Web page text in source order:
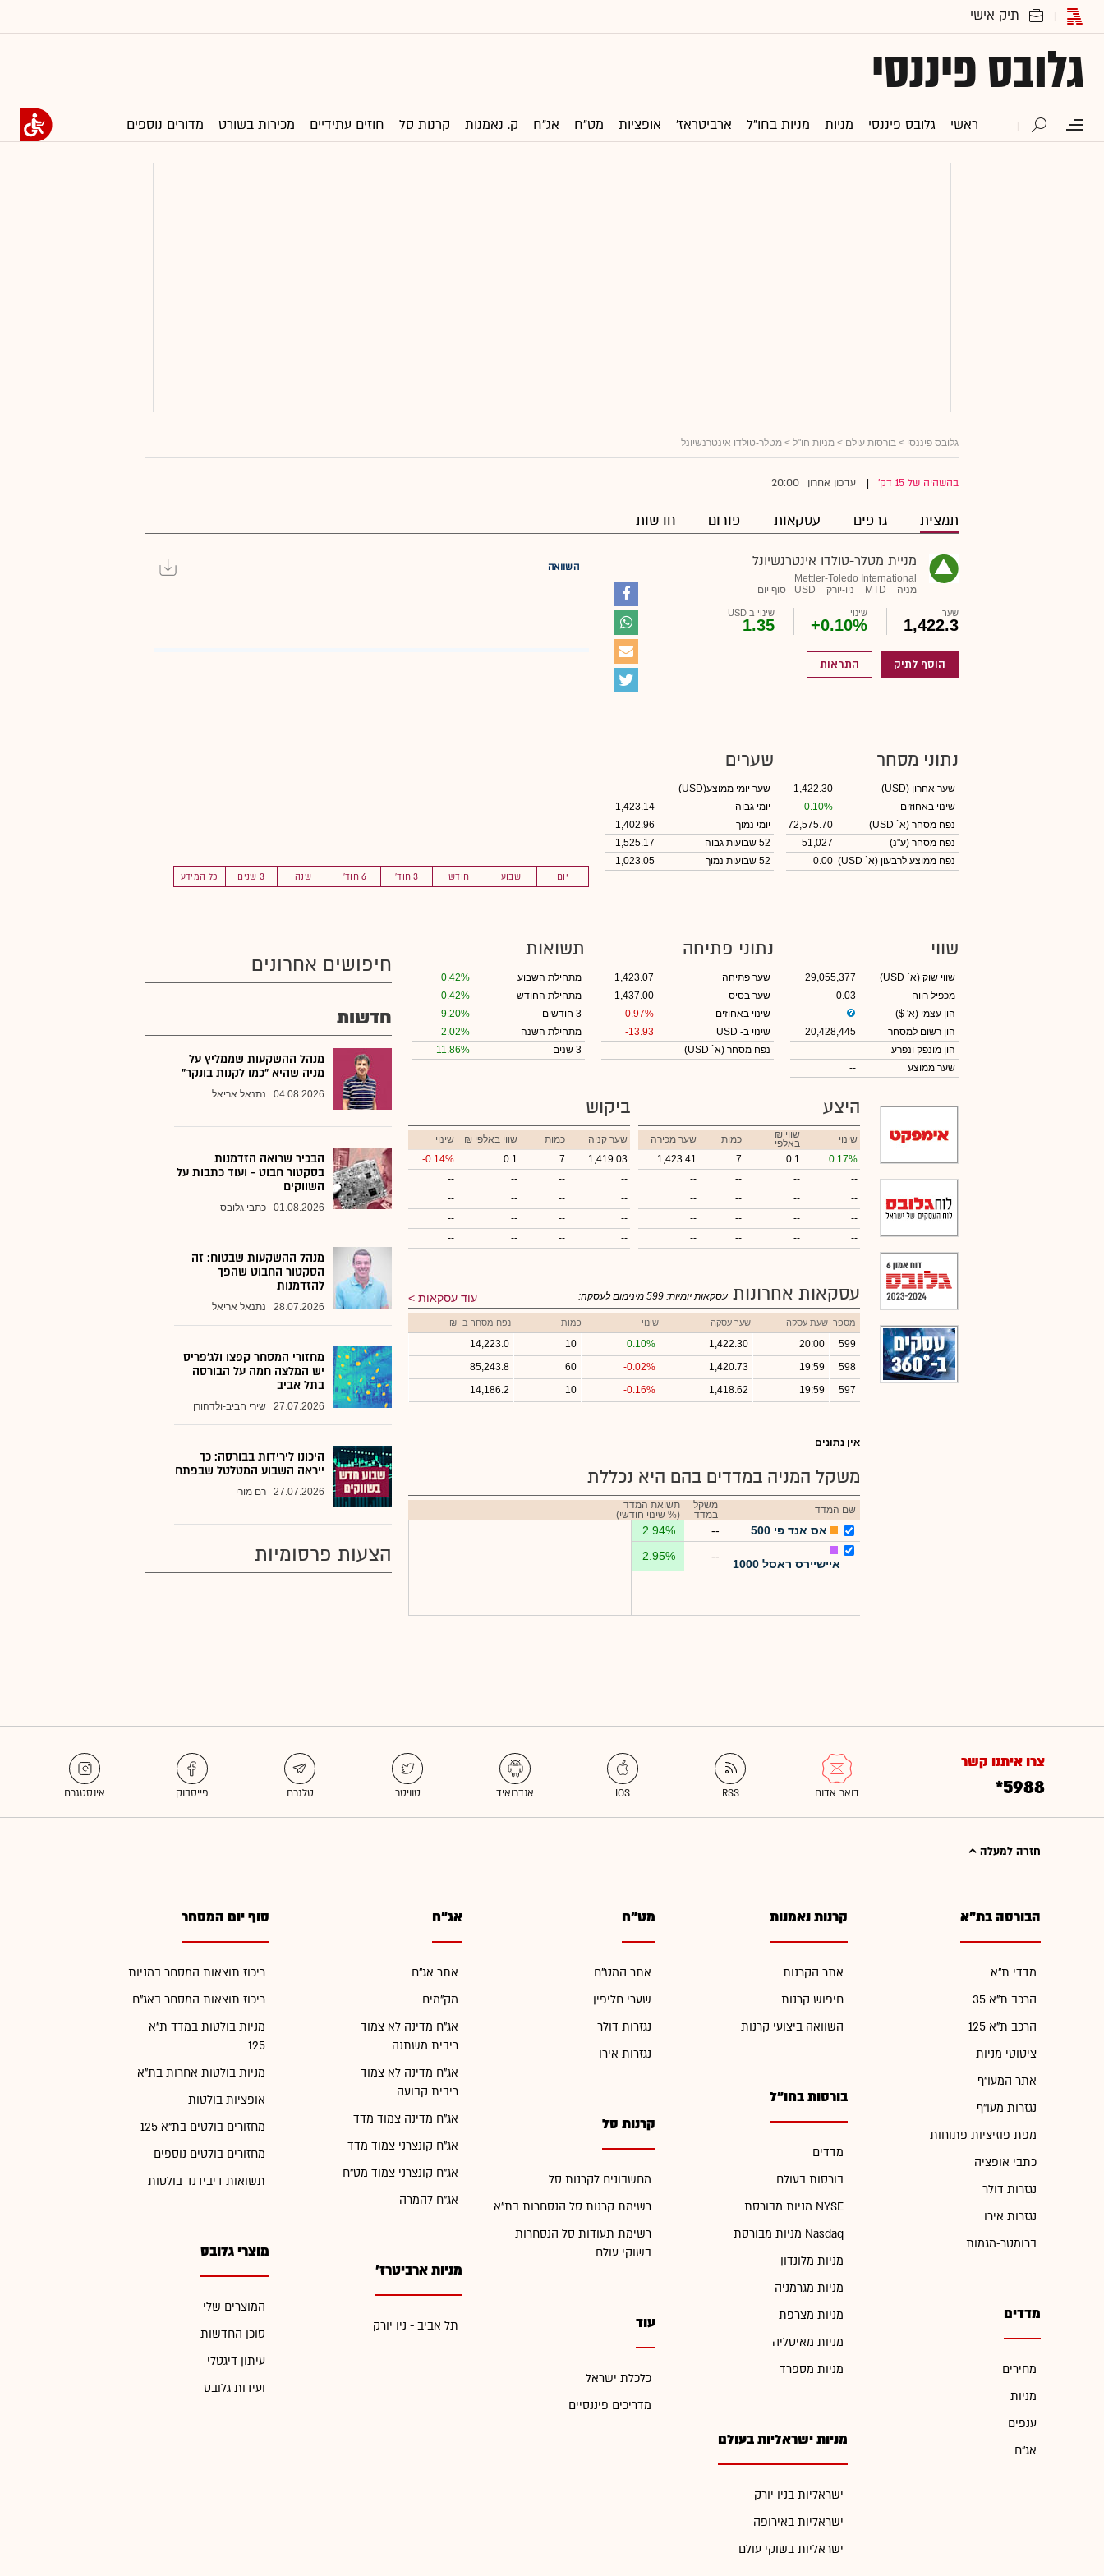
גלובס פיננסי
ראשי גלובס פיננסי מניות מניות בחו"ל ארביטראז' אופציות מט"ח אג"ח ק. נאמנות קרנות סל חוזים עתידיים מכירות בשורט מדורים נוספים
גלובס פיננסי > בורסות עולם > מניות חו"ל > מטלר-טולדו אינטרנשיונל
בהשהיה של 15 דק' עדכון אחרון 20:00
תמצית גרפים עסקאות פורום חדשות
מניית מטלר-טולדו אינטרנשיונל
Mettler-Toledo International
מניה
MTD ניו-יורק USD סוף יום
שער
1,422.3
שינוי
+0.10%
שינוי ב USD
1.35
הוסף לתיק התראות
השוואה
יום שבוע חודש 3 חוד' 6 חוד' שנה 3 שנים כל המידע
נתוני מסחר
שער אחרון (USD)
1,422.30
שינוי באחוזים
0.10%
נפח מסחר (א` USD)
72,575.70
נפח מסחר (ע"נ)
51,027
נפח ממוצע לרבעון (א` USD)
0.00
שערים
שער יומי ממוצע(USD)
--
יומי גבוה
1,423.14
יומי נמוך
1,402.96
52 שבועות גבוה
1,525.17
52 שבועות נמוך
1,023.05
שווי
שווי שוק (א` USD)
29,055,377
מכפיל רווח
0.03
הון עצמי (א' $)
הון רשום למסחר
20,428,445
הון מונפק ונפרע
שער ממוצע
--
נתוני פתיחה
שער פתיחה
1,423.07
שער בסיס
1,437.00
שינוי באחוזים
-0.97%
שינוי ב- USD
-13.93
נפח מסחר (א` USD)
תשואות
מתחילת השבוע
0.42%
מתחילת החודש
0.42%
3 חודשים
9.20%
מתחילת השנה
2.02%
3 שנים
11.86%
היצע
שינוי ₪ שווי
באלפי כמות
שער מכירה
0.17%
0.1
7
1,423.41
--
--
--
--
--
--
--
--
--
--
--
--
--
--
--
--
ביקוש
שער קניה כמות ₪ שווי באלפי
שינוי
1,419.03
7
0.1
-0.14%
--
--
--
--
--
--
--
--
--
--
--
--
--
--
--
--
עסקאות אחרונות עוד עסקאות עסקאות יומיות: 599 מינימום לעסקה:
מספר שעת עסקה שער עסקה שינוי כמות נפח מסחר ב- ₪
599
20:00
1,422.30
0.10%
10
14,223.0
598
19:59
1,420.73
-0.02%
60
85,243.8
597
19:59
1,418.62
-0.16%
10
14,186.2
אין נתונים
משקל המניה במדדים בהם היא נכללת
שם המדד
משקל
במדד
תשואת המדד
(% שינוי חודשי)
אס אנד פי 500 --
2.94%
איישיירס ראסל 1000
--
2.95%
חיפושים אחרונים
חדשות
מנהל ההשקעות שממליץ על
מניה שהיא "כמו לקנות בונקר"
04.08.2026 נתנאל אריאל
הבכיר שרואה הזדמנות
בסקטור חבוט - ועוד כתבות על
השווקים
01.08.2026 כתבי גלובס
מנהל ההשקעות שבטוח: זה
הסקטור החבוט שהפך
להזדמנות
28.07.2026 נתנאל אריאל
מחזורי המסחר קפצו ולג'פריס
יש המלצה חמה על הבורסה
בתל אביב
27.07.2026 שירי חביב-ולדהורן
היכונו לירידות בבורסה: כך
ייראה השבוע המטלטל שבפתח
27.07.2026 רם מורי
הצעות פרסומיות
צרו איתנו קשר
*5988
חזרה למעלה
הבורסה בת"א
מדדי ת"א
הרכב ת"א 35
הרכב ת"א 125
ציטוטי מניות
אתר המעו"ף
נגזרות מעו"ף
מפת פוזיציות פתוחות
כתבי אופציה
נגזרות דולר
נגזרות אירו
ברומטר-מגמות
מדדים
מחירים
מניות
ענפים
אג"ח
קרנות נאמנות
אתר הקרנות
חיפוש קרנות
השוואה ביצועי קרנות
בורסות בחו"ל
מדדים
בורסות בעולם
מניות מבורסת NYSE
מניות מבורסת Nasdaq
מניות מלונדון
מניות מגרמניה
מניות מצרפת
מניות מאיטליה
מניות מספרד
מניות ישראליות בעולם
ישראליות בניו יורק
ישראליות באירופה
ישראליות בשוקי עולם
מט"ח
אתר המט"ח
שערי חליפין
נגזרות דולר
נגזרות אירו
קרנות סל
מחשבונים לקרנות סל
רשימת קרנות סל הנסחרות בת"א
רשימת תעודות סל הנסחרות
בשוקי עולם
עוד
כלכלת ישראל
מדריכים פיננסיים
אג"ח
אתר אג"ח
מק"מים
אג"ח מדינה לא צמוד
ריבית משתנה
אג"ח מדינה לא צמוד
ריבית קבועה
אג"ח מדינה צמוד מדד
אג"ח קונצרני צמוד מדד
אג"ח קונצרני צמוד מט"ח
אג"ח להמרה
מניות ארביטרז'
תל אביב - ניו יורק
סוף יום המסחר
ריכוז תוצאות המסחר במניות
ריכוז תוצאות המסחר באג"ח
מניות בולטות במדד ת"א
125
מניות בולטות אחרות בת"א
אופציות בולטות
מחזורים בולטים בת"א 125
מחזורים בולטים נוספים
תשואות דיבידנד בולטות
מוצרי גלובס
המוצרים שלי
סוכן החדשות
עיתון דיגטלי
ועידות גלובס